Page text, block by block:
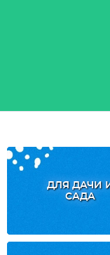
ДЛЯ ДАЧИ
САДА